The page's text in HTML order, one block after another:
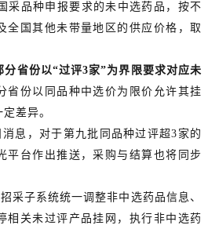
采品种申报要求的未中选药品，按不
全国其他未带量地区的供应价格，取
分省份以“过评3家”为界限要求对应未
省份以同品种中选价为限价允许其挂
差异。
，对于第九批同品种过评超3家的
平台作出推送，采购与结算也将同步
采子系统统一调整非中选药品信息、
相关未过评产品挂网，执行非中选药